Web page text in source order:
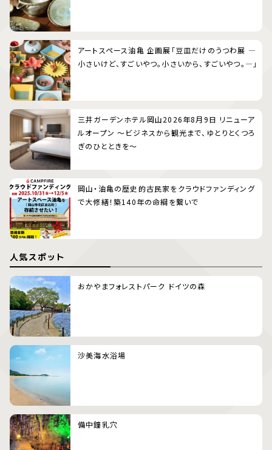
アートスペース油亀 企画展「豆皿だけのうつわ展 ―
小さいけど、すごいやつ。小さいから、すごいやつ。―」
三井ガーデンホテル岡山2026年8月9日 リニューア
ルオープン 〜ビジネスから観光まで、ゆとりとくつろ
ぎのひとときを〜
岡山・油亀の歴史的古民家をクラウドファンディング
で大修繕！築140年の命綱を繋いで
人気スポット
おかやまフォレストパーク ドイツの森
沙美海水浴場
備中鐘乳穴